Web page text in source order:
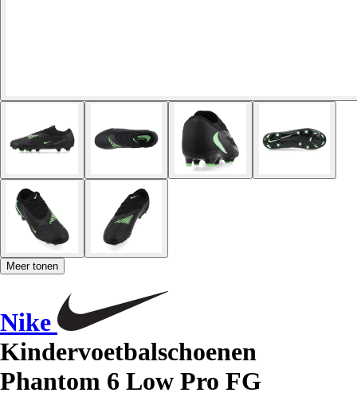
Meer tonen
Nike
Kindervoetbalschoenen
Phantom 6 Low Pro FG